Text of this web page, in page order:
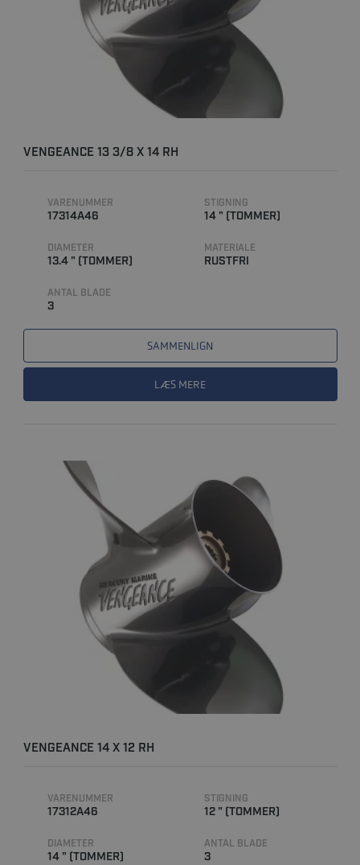
VENGEANCE 13 3/8 X 14 RH
VARENUMMER
17314A46
STIGNING
14 " (TOMMER)
DIAMETER
13.4 " (TOMMER)
MATERIALE
RUSTFRI
ANTAL BLADE
3
SAMMENLIGN
LÆS MERE
VENGEANCE 14 X 12 RH
VARENUMMER
17312A46
STIGNING
12 " (TOMMER)
DIAMETER
14 " (TOMMER)
ANTAL BLADE
3